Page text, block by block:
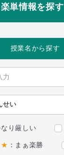
単情報を探す
授業名から探す
なり厳しい
：まぁ楽勝